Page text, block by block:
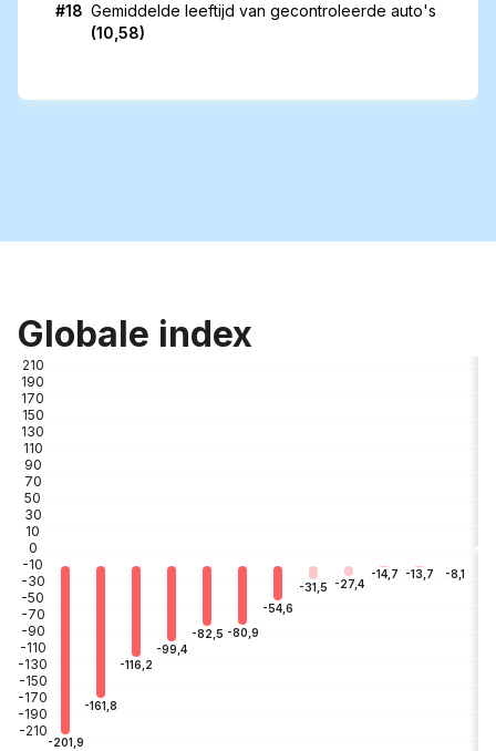
#18 Gemiddelde leeftijd van gecontroleerde auto's
(10,58)
Globale index
210
190
170
150
130
110
90
70
50
30
10
0
-10
-30
-50
-70
-90
-110
-130
-150
-170
-190
-210
-201,9
-161,8
-116,2
-99,4
-82,5 -80,9
-54,6
-31,5 -27,4
-14,7 -13,7 -8,1